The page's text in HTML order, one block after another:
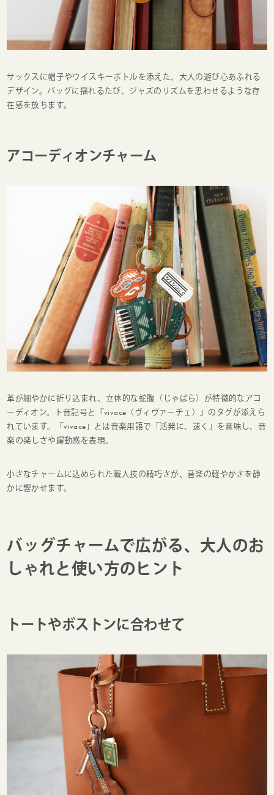
サックスに帽子やウイスキーボトルを添えた、大人の遊び心あふれる
デザイン。バッグに揺れるたび、ジャズのリズムを思わせるような存
在感を放ちます。
アコーディオンチャーム
革が細やかに折り込まれ、立体的な蛇腹（じゃばら）が特徴的なアコ
ーディオン。ト音記号と『vivace（ヴィヴァーチェ）』のタグが添えら
れています。「vivace」とは音楽用語で「活発に、速く」を意味し、音
楽の楽しさや躍動感を表現。
小さなチャームに込められた職人技の精巧さが、音楽の軽やかさを静
かに響かせます。
バッグチャームで広がる、大人のお
しゃれと使い方のヒント
トートやボストンに合わせて